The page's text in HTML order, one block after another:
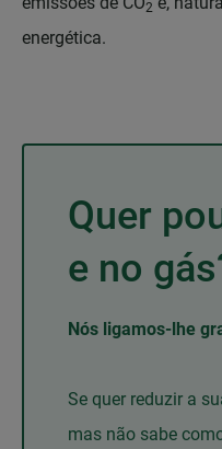
2
energética.
Quer
e no
Nós ligamos-lhe
Se quer reduzir a
mas não sabe